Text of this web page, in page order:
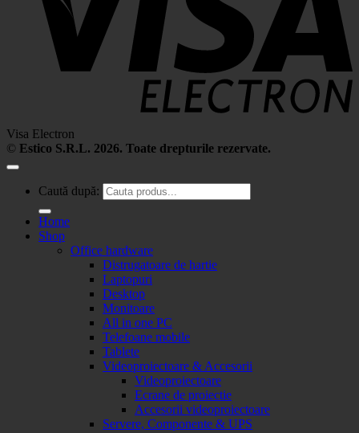
Visa Electron
© Estico S.R.L. 2026. Toate drepturile rezervate.
Caută după:
Home
Shop
Office hardware
Distrugatoare de hartie
Laptopuri
Desktop
Monitoare
All in one PC
Telefoane mobile
Tablete
Videoproiectoare & Accesorii
Videoproiectoare
Ecrane de proiectie
Accesorii videoproiectoare
Servere, Componente & UPS